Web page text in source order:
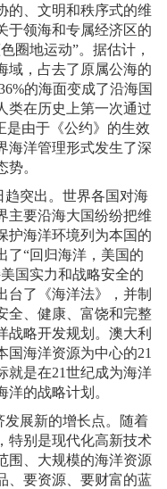
的、文明和秩序式的维
于领海和专属经济区的
圈地运动”。据估计，
域，占去了原属公海的
的海面变成了沿海国
类在历史上第一次通过
是由于《公约》的生效
海洋管理形式发生了深
。
突出。世界各国对海
主要沿海大国纷纷把维
护海洋环境列为本国的
了“回归海洋，美国的
国实力和战略安全的
台了《海洋法》，并制
全、健康、富饶和完整
战略开发规划。澳大利
国海洋资源为中心的21
就是在21世纪成为海洋
的战略计划。
发展新的增长点。随着
特别是现代化高新技术
围、大规模的海洋资源
、要资源、要财富的蓝